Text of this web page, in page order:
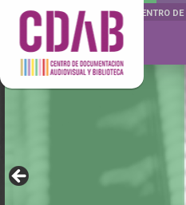
DOCUMENTA DRAMÁTICAS CENTRO